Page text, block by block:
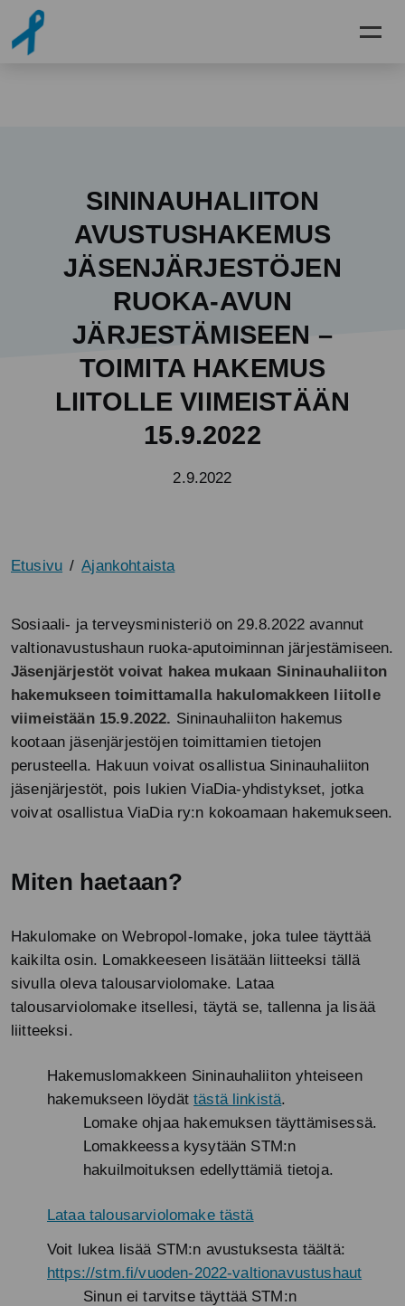
Siirry pääsisältöön
SININAUHALIITON
AVUSTUSHAKEMUS
JÄSENJÄRJESTÖJEN
RUOKA-AVUN
JÄRJESTÄMISEEN –
TOIMITA HAKEMUS
LIITOLLE VIIMEISTÄÄN
15.9.2022
2.9.2022
Etusivu Ajankohtaista
Sosiaali- ja terveysministeriö on 29.8.2022 avannut
valtionavustushaun ruoka-aputoiminnan järjestämiseen.
Jäsenjärjestöt voivat hakea mukaan Sininauhaliiton
hakemukseen toimittamalla hakulomakkeen liitolle
viimeistään 15.9.2022. Sininauhaliiton hakemus
kootaan jäsenjärjestöjen toimittamien tietojen
perusteella. Hakuun voivat osallistua Sininauhaliiton
jäsenjärjestöt, pois lukien ViaDia-yhdistykset, jotka
voivat osallistua ViaDia ry:n kokoamaan hakemukseen.
Miten haetaan?
Hakulomake on Webropol-lomake, joka tulee täyttää
kaikilta osin. Lomakkeeseen lisätään liitteeksi tällä
sivulla oleva talousarviolomake. Lataa
talousarviolomake itsellesi, täytä se, tallenna ja lisää
liitteeksi.
Hakemuslomakkeen Sininauhaliiton yhteiseen
hakemukseen löydättästä linkistä.
Lomake ohjaa hakemuksen täyttämisessä.
Lomakkeessa kysytään STM:n
hakuilmoituksen edellyttämiä tietoja.
Lataa talousarviolomake tästä
Voit lukea lisää STM:n avustuksesta täältä:
https://stm.fi/vuoden-2022-valtionavustushaut
Sinun ei tarvitse täyttää STM:n